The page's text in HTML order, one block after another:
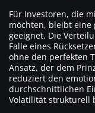
Für Investoren, die
möchten, bleibt eine
geeignet. Die
Falle eines
ohne den perfekten
Ansatz, der dem
reduziert den
durchschnittlichen
Volatilität strukturell